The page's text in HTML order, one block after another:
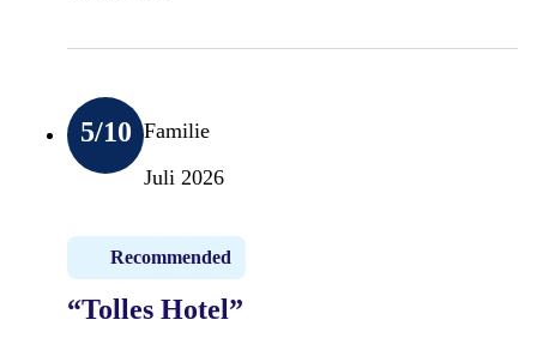
5/10 Familie
Juli 2026
Recommended
“Tolles Hotel”